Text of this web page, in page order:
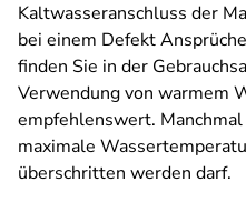
Kaltwasseranschluss der
bei einem Defekt
finden Sie in der
Verwendung von warmem
empfehlenswert.
maximale
überschritten werden darf.